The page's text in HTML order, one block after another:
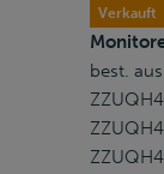
Verkauft
best.